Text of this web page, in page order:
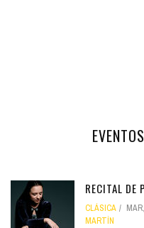
RECITAL DE
CLÁSICA
MARTÍN